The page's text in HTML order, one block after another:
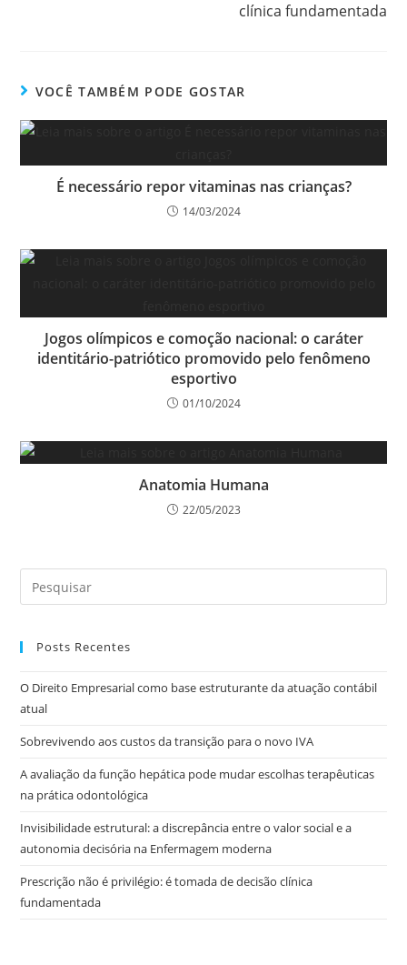
clínica fundamentada
VOCÊ TAMBÉM PODE GOSTAR
É necessário repor vitaminas nas crianças?
14/03/2024
Jogos olímpicos e comoção nacional: o caráter
identitário-patriótico promovido pelo fenômeno
esportivo
01/10/2024
Anatomia Humana
22/05/2023
Posts Recentes
O Direito Empresarial como base estruturante da atuação contábil
atual
Sobrevivendo aos custos da transição para o novo IVA
A avaliação da função hepática pode mudar escolhas terapêuticas
na prática odontológica
Invisibilidade estrutural: a discrepância entre o valor social e a
autonomia decisória na Enfermagem moderna
Prescrição não é privilégio: é tomada de decisão clínica
fundamentada